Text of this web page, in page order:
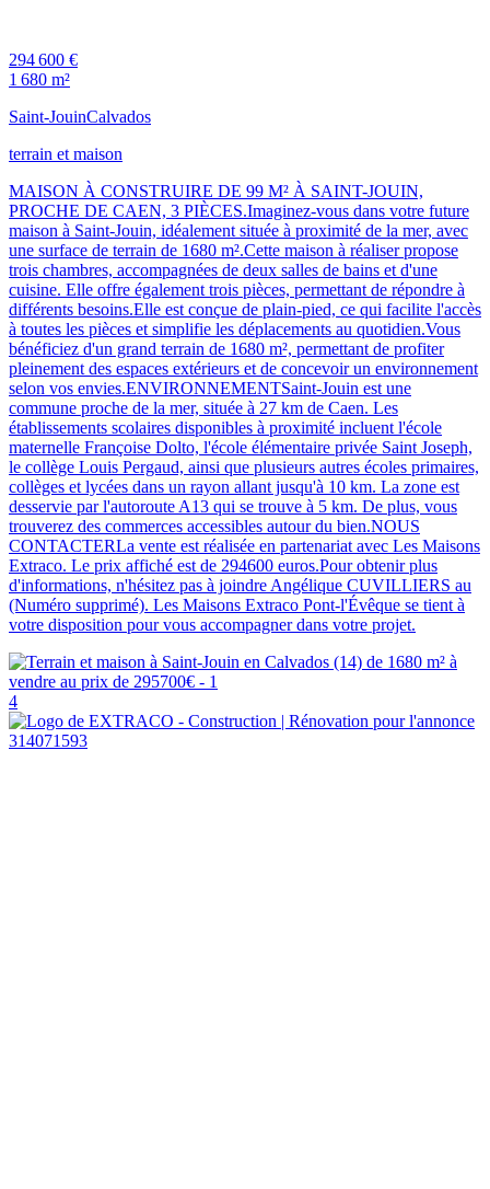
294 600 €
1 680 m²
Saint-JouinCalvados
terrain et maison
MAISON À CONSTRUIRE DE 99 M² À SAINT-JOUIN,
PROCHE DE CAEN, 3 PIÈCES.Imaginez-vous dans votre future
maison à Saint-Jouin, idéalement située à proximité de la mer, avec
une surface de terrain de 1680 m².Cette maison à réaliser propose
trois chambres, accompagnées de deux salles de bains et d'une
cuisine. Elle offre également trois pièces, permettant de répondre à
différents besoins.Elle est conçue de plain-pied, ce qui facilite l'accès
à toutes les pièces et simplifie les déplacements au quotidien.Vous
bénéficiez d'un grand terrain de 1680 m², permettant de profiter
pleinement des espaces extérieurs et de concevoir un environnement
selon vos envies.ENVIRONNEMENTSaint-Jouin est une
commune proche de la mer, située à 27 km de Caen. Les
établissements scolaires disponibles à proximité incluent l'école
maternelle Françoise Dolto, l'école élémentaire privée Saint Joseph,
le collège Louis Pergaud, ainsi que plusieurs autres écoles primaires,
collèges et lycées dans un rayon allant jusqu'à 10 km. La zone est
desservie par l'autoroute A13 qui se trouve à 5 km. De plus, vous
trouverez des commerces accessibles autour du bien.NOUS
CONTACTERLa vente est réalisée en partenariat avec Les Maisons
Extraco. Le prix affiché est de 294600 euros.Pour obtenir plus
d'informations, n'hésitez pas à joindre Angélique CUVILLIERS au
(Numéro supprimé). Les Maisons Extraco Pont-l'Évêque se tient à
votre disposition pour vous accompagner dans votre projet.
4